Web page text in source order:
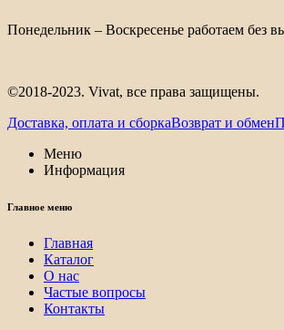
128₽
Понедельник – Воскресенье работаем без
©2018-2023. Vivat, все права защищены.
Доставка, оплата и сборкаВозврат и обмен
Меню
Информация
Главное меню
Главная
Каталог
О нас
Частые вопросы
Контакты